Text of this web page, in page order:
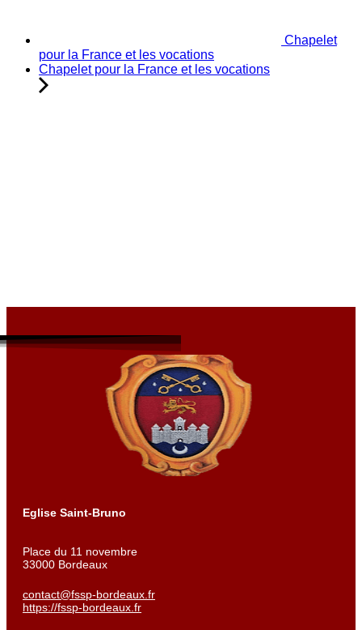
Chapelet
pour la France et les vocations
Chapelet pour la France et les vocations
Eglise Saint-Bruno
Place du 11 novembre
33000 Bordeaux
contact@fssp-bordeaux.fr
https://fssp-bordeaux.fr